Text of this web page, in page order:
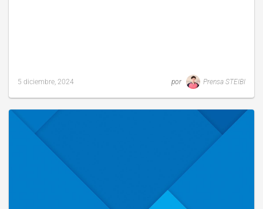
diciembre,
2024
5 diciembre, 2024 por Prensa STEIBI